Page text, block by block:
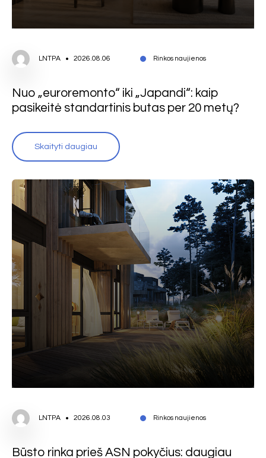
LNTPA 2026.08.06 Rinkos naujienos
Nuo „euroremonto“ iki „Japandi“: kaip
pasikeitė standartinis butas per 20 metų?
Skaityti daugiau
LNTPA 2026.08.03 Rinkos naujienos
Būsto rinka prieš ASN pokyčius: daugiau